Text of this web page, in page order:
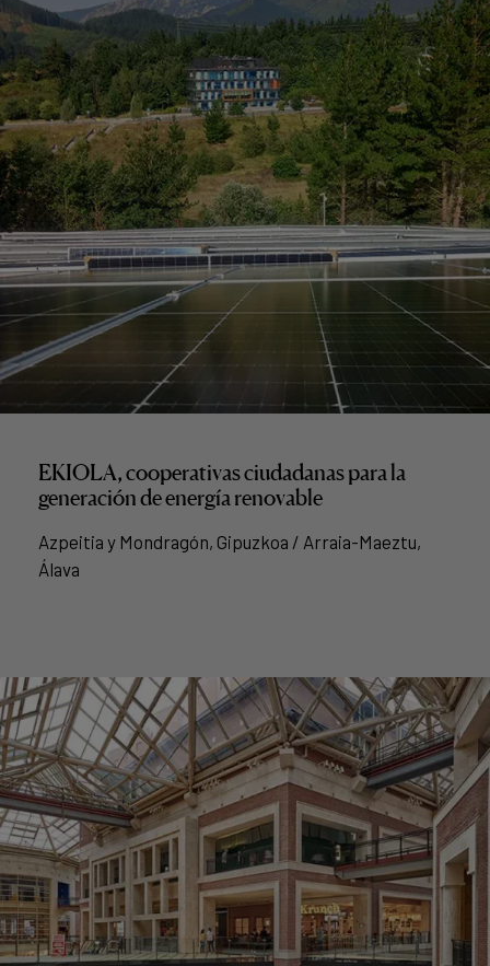
EKIOLA, cooperativas ciudadanas para la
generación de energía renovable
Azpeitia y Mondragón, Gipuzkoa / Arraia-Maeztu,
Álava